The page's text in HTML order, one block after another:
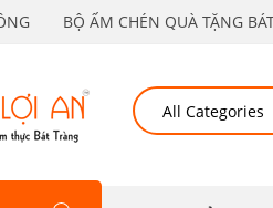
BỘ ẤM CHÉN QUÀ TẶNG